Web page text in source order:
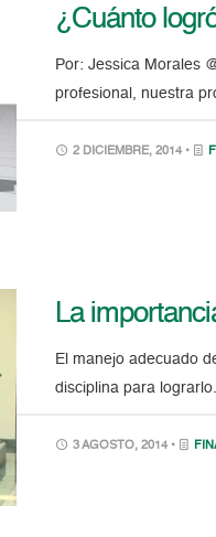
¿Cuánto
Por: Jessica Morales
profesional, nuestra
2 DICIEMBRE, 2014 •
La
El manejo adecuado
disciplina para
3 AGOSTO, 2014 •